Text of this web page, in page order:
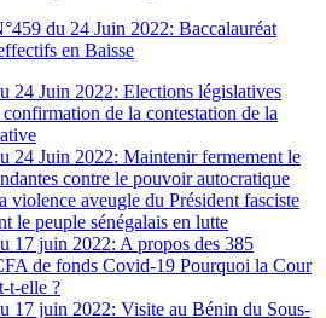
du 24 Juin 2022: Baccalauréat
en Baisse
24 Juin 2022: Elections législatives
de la contestation de la
24 Juin 2022: Maintenir fermement le
contre le pouvoir autocratique
violence aveugle du Président fasciste
le peuple sénégalais en lutte
17 juin 2022: A propos des 385
de fonds Covid-19 Pourquoi la Cour
t-elle ?
17 juin 2022: Visite au Bénin du Sous-